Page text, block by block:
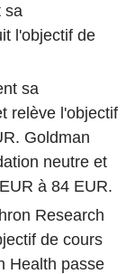
sa
l'objectif de
sa
relève l'objectif
Goldman
neutre et
à 84 EUR.
Research
de cours
Health passe